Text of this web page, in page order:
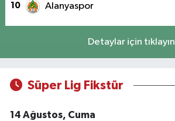
10 Alanyaspor
Detaylar için tıklayın
Süper Lig Fikstür
14 Ağustos, Cuma